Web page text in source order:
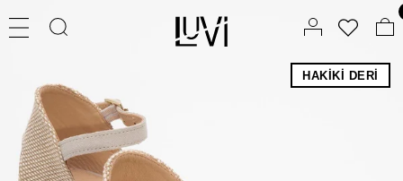
HAKIKI DERI